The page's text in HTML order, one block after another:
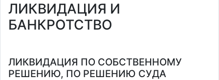
ЛИКВИДАЦИЯ И
БАНКРОТСТВО
ЛИКВИДАЦИЯ ПО СОБСТВЕННОМУ
РЕШЕНИЮ, ПО РЕШЕНИЮ СУДА